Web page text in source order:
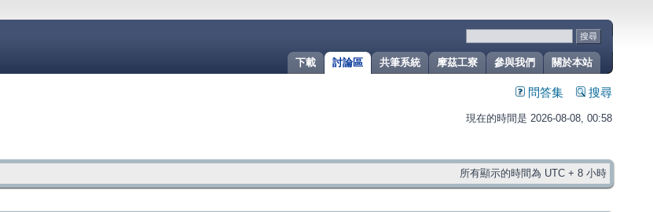
關於本站
參與我們
摩茲工寮
共筆系統
討論區
下載
問答集 搜尋
現在的時間是 2026-08-08, 00:58
所有顯示的時間為 UTC + 8 小時